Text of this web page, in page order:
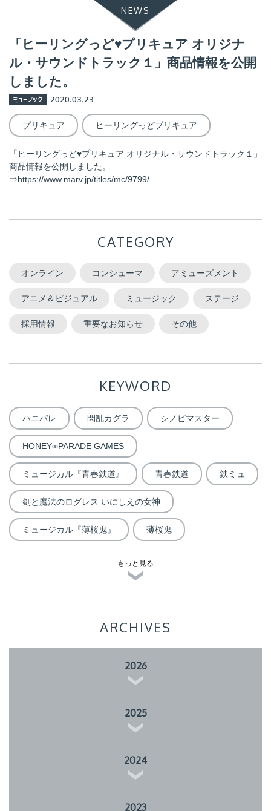
NEWS
「ヒーリングっど♥プリキュア オリジナ
ル・サウンドトラック１」商品情報を公開
しました。
ミュージック 2020.03.23
プリキュア ヒーリングっどプリキュア
「ヒーリングっど♥プリキュア オリジナル・サウンドトラック１」
商品情報を公開しました。
⇒https://www.marv.jp/titles/mc/9799/
CATEGORY
オンライン コンシューマ アミューズメント
アニメ＆ビジュアル ミュージック ステージ
採用情報 重要なお知らせ その他
KEYWORD
ハニパレ 閃乱カグラ シノビマスター
HONEY∞PARADE GAMES
ミュージカル『青春鉄道』 青春鉄道 鉄ミュ
剣と魔法のログレス いにしえの女神
ミュージカル『薄桜鬼』 薄桜鬼
もっと見る
ARCHIVES
2026
2025
2024
2023